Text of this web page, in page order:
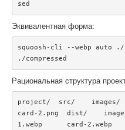
sed
Эквивалентная форма:
squoosh-cli --webp auto
./compressed
Рациональная структура
project/  src/
card-2.png  dist/
1.webp      card-2.webp